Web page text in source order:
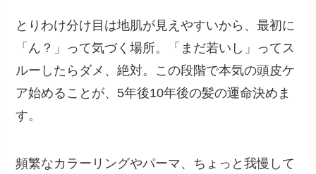
とりわけ分け目は地肌が見えやすいから、最初に
「ん？」って気づく場所。「まだ若いし」ってス
ルーしたらダメ、絶対。この段階で本気の頭皮ケ
ア始めることが、5年後10年後の髪の運命決めま
す。
頻繁なカラーリングやパーマ、ちょっと我慢して